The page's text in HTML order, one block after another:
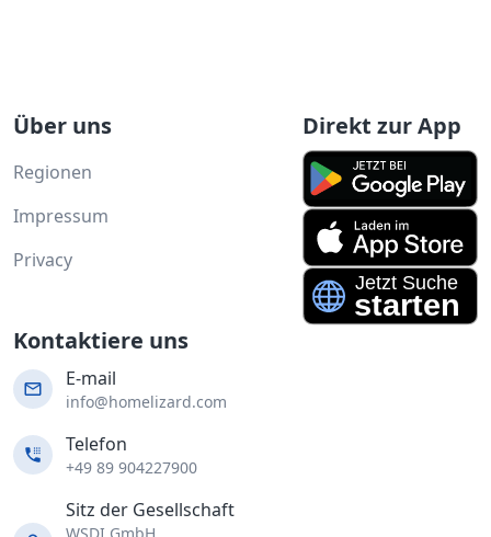
Über uns
Regionen
Impressum
Privacy
Direkt zur App
Kontaktiere uns
E-mail
info@homelizard.com
Telefon
+49 89 904227900
Sitz der Gesellschaft